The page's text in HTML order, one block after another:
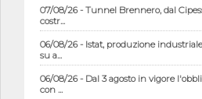
07/08/26 - Tunnel Brennero, dal
costr...
06/08/26 - Istat, produzione
su a...
06/08/26 - Dal 3 agosto in vigore
con ...